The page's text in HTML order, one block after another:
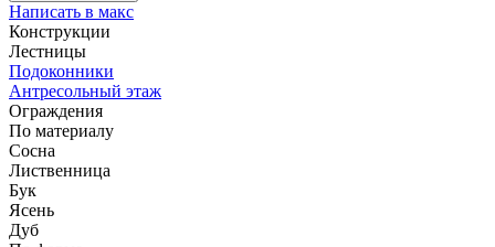
Написать в макс
Конструкции
Лестницы
Подоконники
Антресольный этаж
Ограждения
По материалу
Сосна
Лиственница
Бук
Ясень
Дуб